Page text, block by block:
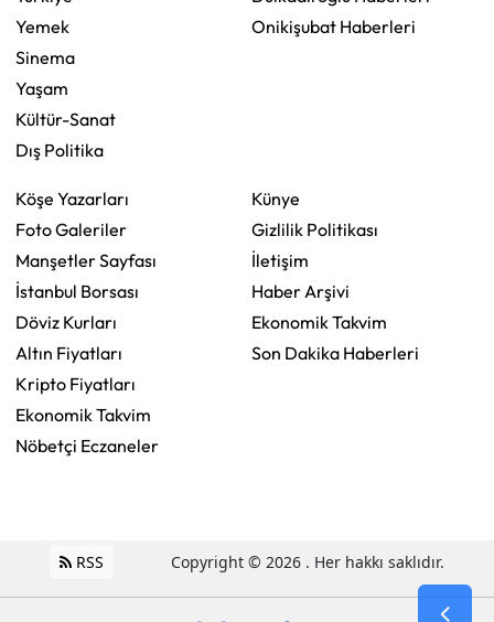
Yemek
Sinema
Yaşam
Kültür-Sanat
Dış Politika
Onikişubat Haberleri
Köşe Yazarları
Foto Galeriler
Manşetler Sayfası
İstanbul Borsası
Döviz Kurları
Altın Fiyatları
Kripto Fiyatları
Ekonomik Takvim
Nöbetçi Eczaneler
Künye
Gizlilik Politikası
İletişim
Haber Arşivi
Ekonomik Takvim
Son Dakika Haberleri
RSS Copyright © 2026 . Her hakkı saklıdır.